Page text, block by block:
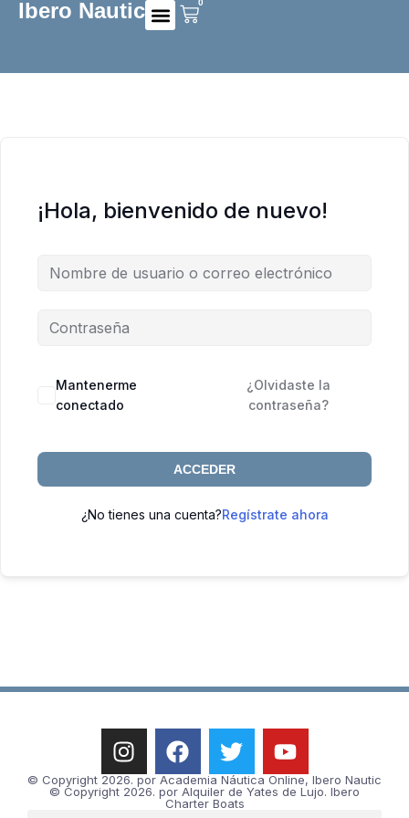
Ibero Nautic 0
¡Hola, bienvenido de nuevo!
Mantenerme
conectado
¿Olvidaste la
contraseña?
ACCEDER
¿No tienes una cuenta?Regístrate ahora
© Copyright 2026. por Academia Náutica Online, Ibero Nautic
© Copyright 2026. por Alquiler de Yates de Lujo. Ibero
Charter Boats